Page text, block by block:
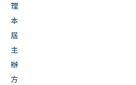
理
本
屆
主
辦
方